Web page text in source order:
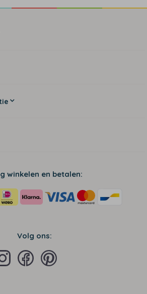
winkelen en betalen:
Volg ons: